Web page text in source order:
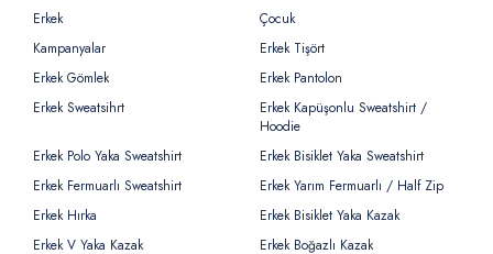
Erkek
Çocuk
Kampanyalar
Erkek Tişört
Erkek Gömlek
Erkek Pantolon
Erkek Sweatsihrt
Erkek Kapüşonlu Sweatshirt /
Hoodie
Erkek Polo Yaka Sweatshirt
Erkek Bisiklet Yaka Sweatshirt
Erkek Fermuarlı Sweatshirt
Erkek Yarım Fermuarlı / Half Zip
Erkek Hırka
Erkek Bisiklet Yaka Kazak
Erkek V Yaka Kazak
Erkek Boğazlı Kazak